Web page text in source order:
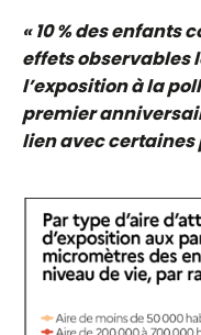
« 10 % des enfants
effets observables
l’exposition à la
premier
lien avec